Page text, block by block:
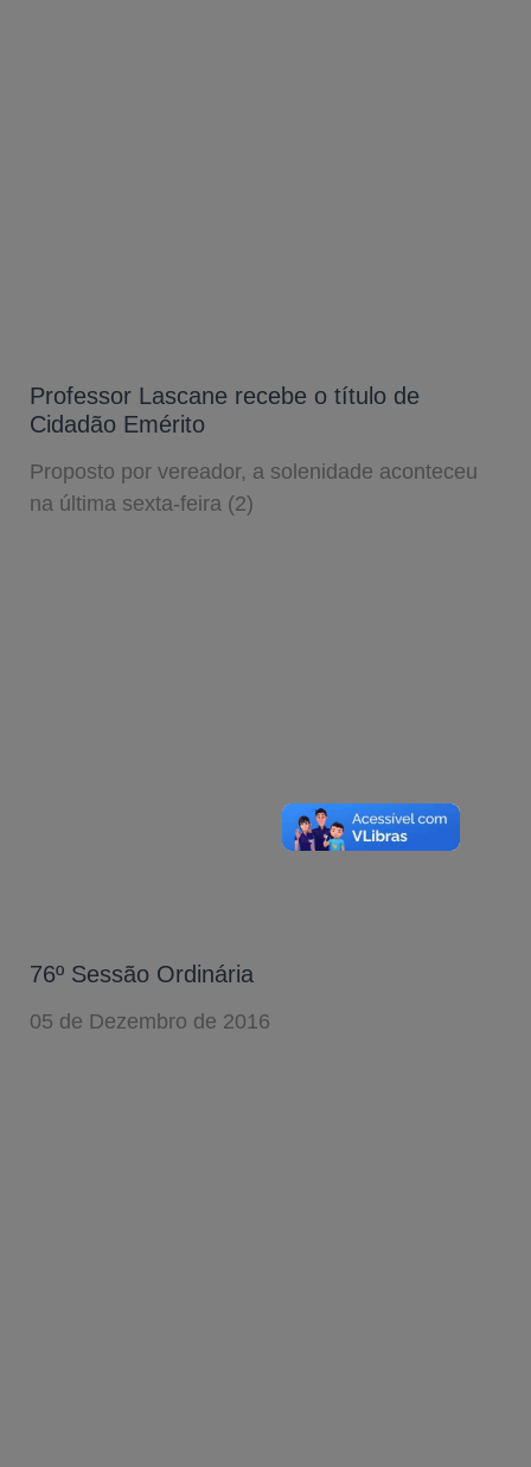
Professor Lascane recebe o título de
Cidadão Emérito
Proposto por vereador, a solenidade aconteceu
na última sexta-feira (2)
76º Sessão Ordinária
05 de Dezembro de 2016